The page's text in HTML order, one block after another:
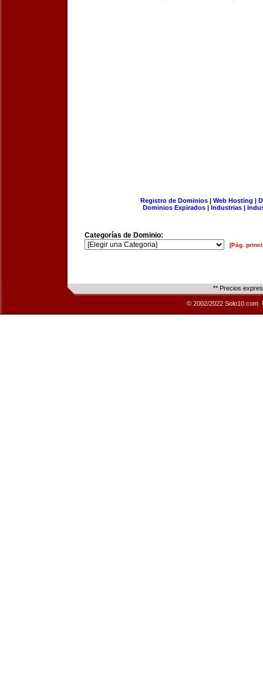
Registro de Dominios| Web Hosting |
Dominios Expirados | Industrias |
Categorías de Dominio:
[Pág.
** Precios
© 2002/2022 Solo10.com